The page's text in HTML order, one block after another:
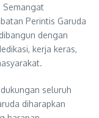
Semangat
Perintis Garuda
dengan
kerja keras,
seluruh
diharapkan